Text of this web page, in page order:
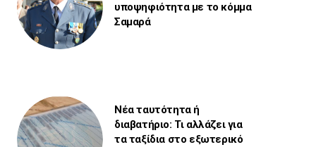
υποψηφιότητα με το κόμμα
Σαμαρά
Νέα ταυτότητα ή
διαβατήριο: Τι αλλάζει για
τα ταξίδια στο εξωτερικό